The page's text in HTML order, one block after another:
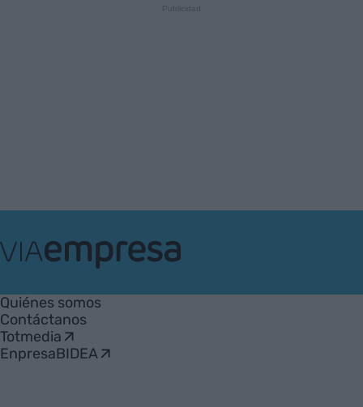
Empresa
Quiénes somos
Contáctanos
Totmedia
EnpresaBIDEA